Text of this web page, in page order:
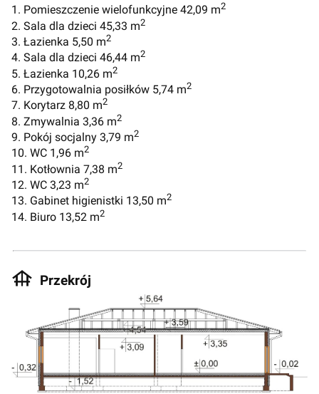
1. Pomieszczenie wielofunkcyjne 42,09 m2
2. Sala dla dzieci 45,33 m2
3. Łazienka 5,50 m2
4. Sala dla dzieci 46,44 m2
5. Łazienka 10,26 m2
6. Przygotowalnia posiłków 5,74 m2
7. Korytarz 8,80 m2
8. Zmywalnia 3,36 m2
9. Pokój socjalny 3,79 m2
10. WC 1,96 m2
11. Kotłownia 7,38 m2
12. WC 3,23 m2
13. Gabinet higienistki 13,50 m2
14. Biuro 13,52 m2
Przekrój